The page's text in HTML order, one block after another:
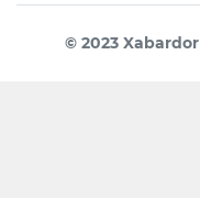
© 2023 Xabardor